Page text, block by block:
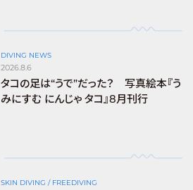
DIVING NEWS
2026.8.6
タコの足は“うで”だった？ 写真絵本『う
みにすむ にんじゃ タコ』8月刊行
SKIN DIVING / FREEDIVING